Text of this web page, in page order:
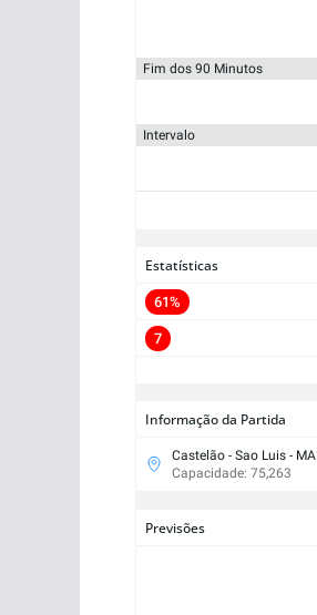
Fim dos 90 Minutos
Intervalo
Estatísticas
61%
7
Informação da Partida
Castelão - Sao Luis - MA
Capacidade: 75,263
Previsões